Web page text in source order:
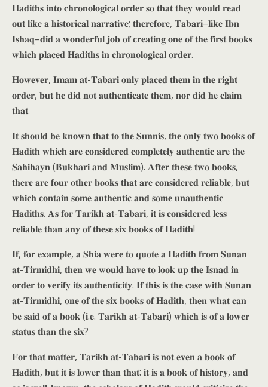
𝐇𝐚𝐝𝐢𝐭𝐡𝐬 𝐢𝐧𝐭𝐨 𝐜𝐡𝐫𝐨𝐧𝐨𝐥𝐨𝐠𝐢𝐜𝐚𝐥 𝐨𝐫𝐝𝐞𝐫 𝐬𝐨 𝐭𝐡𝐚𝐭 𝐭𝐡𝐞𝐲 𝐰𝐨𝐮𝐥𝐝 𝐫𝐞𝐚𝐝
𝐨𝐮𝐭 𝐥𝐢𝐤𝐞 𝐚 𝐡𝐢𝐬𝐭𝐨𝐫𝐢𝐜𝐚𝐥 𝐧𝐚𝐫𝐫𝐚𝐭𝐢𝐯𝐞; 𝐭𝐡𝐞𝐫𝐞𝐟𝐨𝐫𝐞, 𝐓𝐚𝐛𝐚𝐫𝐢–𝐥𝐢𝐤𝐞 𝐈𝐛𝐧
𝐈𝐬𝐡𝐚𝐪–𝐝𝐢𝐝 𝐚 𝐰𝐨𝐧𝐝𝐞𝐫𝐟𝐮𝐥 𝐣𝐨𝐛 𝐨𝐟 𝐜𝐫𝐞𝐚𝐭𝐢𝐧𝐠 𝐨𝐧𝐞 𝐨𝐟 𝐭𝐡𝐞 𝐟𝐢𝐫𝐬𝐭 𝐛𝐨𝐨𝐤𝐬
𝐰𝐡𝐢𝐜𝐡 𝐩𝐥𝐚𝐜𝐞𝐝 𝐇𝐚𝐝𝐢𝐭𝐡𝐬 𝐢𝐧 𝐜𝐡𝐫𝐨𝐧𝐨𝐥𝐨𝐠𝐢𝐜𝐚𝐥 𝐨𝐫𝐝𝐞𝐫.
𝐇𝐨𝐰𝐞𝐯𝐞𝐫, 𝐈𝐦𝐚𝐦 𝐚𝐭-𝐓𝐚𝐛𝐚𝐫𝐢 𝐨𝐧𝐥𝐲 𝐩𝐥𝐚𝐜𝐞𝐝 𝐭𝐡𝐞𝐦 𝐢𝐧 𝐭𝐡𝐞 𝐫𝐢𝐠𝐡𝐭
𝐨𝐫𝐝𝐞𝐫, 𝐛𝐮𝐭 𝐡𝐞 𝐝𝐢𝐝 𝐧𝐨𝐭 𝐚𝐮𝐭𝐡𝐞𝐧𝐭𝐢𝐜𝐚𝐭𝐞 𝐭𝐡𝐞𝐦, 𝐧𝐨𝐫 𝐝𝐢𝐝 𝐡𝐞 𝐜𝐥𝐚𝐢𝐦
𝐭𝐡𝐚𝐭.
𝐈𝐭 𝐬𝐡𝐨𝐮𝐥𝐝 𝐛𝐞 𝐤𝐧𝐨𝐰𝐧 𝐭𝐡𝐚𝐭 𝐭𝐨 𝐭𝐡𝐞 𝐒𝐮𝐧𝐧𝐢𝐬, 𝐭𝐡𝐞 𝐨𝐧𝐥𝐲 𝐭𝐰𝐨 𝐛𝐨𝐨𝐤𝐬 𝐨𝐟
𝐇𝐚𝐝𝐢𝐭𝐡 𝐰𝐡𝐢𝐜𝐡 𝐚𝐫𝐞 𝐜𝐨𝐧𝐬𝐢𝐝𝐞𝐫𝐞𝐝 𝐜𝐨𝐦𝐩𝐥𝐞𝐭𝐞𝐥𝐲 𝐚𝐮𝐭𝐡𝐞𝐧𝐭𝐢𝐜 𝐚𝐫𝐞 𝐭𝐡𝐞
𝐒𝐚𝐡𝐢𝐡𝐚𝐲𝐧 (𝐁𝐮𝐤𝐡𝐚𝐫𝐢 𝐚𝐧𝐝 𝐌𝐮𝐬𝐥𝐢𝐦). 𝐀𝐟𝐭𝐞𝐫 𝐭𝐡𝐞𝐬𝐞 𝐭𝐰𝐨 𝐛𝐨𝐨𝐤𝐬,
𝐭𝐡𝐞𝐫𝐞 𝐚𝐫𝐞 𝐟𝐨𝐮𝐫 𝐨𝐭𝐡𝐞𝐫 𝐛𝐨𝐨𝐤𝐬 𝐭𝐡𝐚𝐭 𝐚𝐫𝐞 𝐜𝐨𝐧𝐬𝐢𝐝𝐞𝐫𝐞𝐝 𝐫𝐞𝐥𝐢𝐚𝐛𝐥𝐞, 𝐛𝐮𝐭
𝐰𝐡𝐢𝐜𝐡 𝐜𝐨𝐧𝐭𝐚𝐢𝐧 𝐬𝐨𝐦𝐞 𝐚𝐮𝐭𝐡𝐞𝐧𝐭𝐢𝐜 𝐚𝐧𝐝 𝐬𝐨𝐦𝐞 𝐮𝐧𝐚𝐮𝐭𝐡𝐞𝐧𝐭𝐢𝐜
𝐇𝐚𝐝𝐢𝐭𝐡𝐬. 𝐀𝐬 𝐟𝐨𝐫 𝐓𝐚𝐫𝐢𝐤𝐡 𝐚𝐭-𝐓𝐚𝐛𝐚𝐫𝐢, 𝐢𝐭 𝐢𝐬 𝐜𝐨𝐧𝐬𝐢𝐝𝐞𝐫𝐞𝐝 𝐥𝐞𝐬𝐬
𝐫𝐞𝐥𝐢𝐚𝐛𝐥𝐞 𝐭𝐡𝐚𝐧 𝐚𝐧𝐲 𝐨𝐟 𝐭𝐡𝐞𝐬𝐞 𝐬𝐢𝐱 𝐛𝐨𝐨𝐤𝐬 𝐨𝐟 𝐇𝐚𝐝𝐢𝐭𝐡!
𝐈𝐟, 𝐟𝐨𝐫 𝐞𝐱𝐚𝐦𝐩𝐥𝐞, 𝐚 𝐒𝐡𝐢𝐚 𝐰𝐞𝐫𝐞 𝐭𝐨 𝐪𝐮𝐨𝐭𝐞 𝐚 𝐇𝐚𝐝𝐢𝐭𝐡 𝐟𝐫𝐨𝐦 𝐒𝐮𝐧𝐚𝐧
𝐚𝐭-𝐓𝐢𝐫𝐦𝐢𝐝𝐡𝐢, 𝐭𝐡𝐞𝐧 𝐰𝐞 𝐰𝐨𝐮𝐥𝐝 𝐡𝐚𝐯𝐞 𝐭𝐨 𝐥𝐨𝐨𝐤 𝐮𝐩 𝐭𝐡𝐞 𝐈𝐬𝐧𝐚𝐝 𝐢𝐧
𝐨𝐫𝐝𝐞𝐫 𝐭𝐨 𝐯𝐞𝐫𝐢𝐟𝐲 𝐢𝐭𝐬 𝐚𝐮𝐭𝐡𝐞𝐧𝐭𝐢𝐜𝐢𝐭𝐲. 𝐈𝐟 𝐭𝐡𝐢𝐬 𝐢𝐬 𝐭𝐡𝐞 𝐜𝐚𝐬𝐞 𝐰𝐢𝐭𝐡 𝐒𝐮𝐧𝐚𝐧
𝐚𝐭-𝐓𝐢𝐫𝐦𝐢𝐝𝐡𝐢, 𝐨𝐧𝐞 𝐨𝐟 𝐭𝐡𝐞 𝐬𝐢𝐱 𝐛𝐨𝐨𝐤𝐬 𝐨𝐟 𝐇𝐚𝐝𝐢𝐭𝐡, 𝐭𝐡𝐞𝐧 𝐰𝐡𝐚𝐭 𝐜𝐚𝐧
𝐛𝐞 𝐬𝐚𝐢𝐝 𝐨𝐟 𝐚 𝐛𝐨𝐨𝐤 (𝐢.𝐞. 𝐓𝐚𝐫𝐢𝐤𝐡 𝐚𝐭-𝐓𝐚𝐛𝐚𝐫𝐢) 𝐰𝐡𝐢𝐜𝐡 𝐢𝐬 𝐨𝐟 𝐚 𝐥𝐨𝐰𝐞𝐫
𝐬𝐭𝐚𝐭𝐮𝐬 𝐭𝐡𝐚𝐧 𝐭𝐡𝐞 𝐬𝐢𝐱?
𝐅𝐨𝐫 𝐭𝐡𝐚𝐭 𝐦𝐚𝐭𝐭𝐞𝐫, 𝐓𝐚𝐫𝐢𝐤𝐡 𝐚𝐭-𝐓𝐚𝐛𝐚𝐫𝐢 𝐢𝐬 𝐧𝐨𝐭 𝐞𝐯𝐞𝐧 𝐚 𝐛𝐨𝐨𝐤 𝐨𝐟
𝐇𝐚𝐝𝐢𝐭𝐡, 𝐛𝐮𝐭 𝐢𝐭 𝐢𝐬 𝐥𝐨𝐰𝐞𝐫 𝐭𝐡𝐚𝐧 𝐭𝐡𝐚𝐭: 𝐢𝐭 𝐢𝐬 𝐚 𝐛𝐨𝐨𝐤 𝐨𝐟 𝐡𝐢𝐬𝐭𝐨𝐫𝐲, 𝐚𝐧𝐝